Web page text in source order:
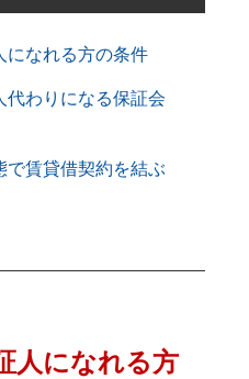
なれる方の条件
わりになる保証会
賃貸借契約を結ぶ
人になれる方